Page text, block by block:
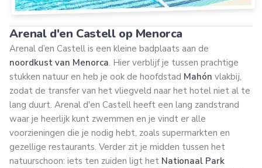
Arenal d'en Castell op Menorca
Arenal d’en Castell is een kleine badplaats aan de
noordkust van Menorca. Hier verblijf je tussen prachtige
stukken natuur en heb je ook de hoofdstad Mahón vlakbij,
zodat de transfer van het vliegveld naar het hotel niet al te
lang duurt. Arenal d'en Castell heeft een lang zandstrand
waar je heerlijk kunt zwemmen en je vindt er alle
voorzieningen die je nodig hebt, zoals supermarkten en
gezellige restaurants. Verder zit je midden tussen het
natuurschoon: iets ten zuiden ligt het Nationaal Park